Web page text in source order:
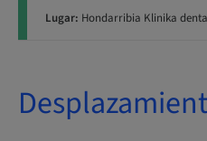
Lugar: Hondarribia Klinika